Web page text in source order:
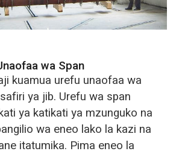
wa Span
kuamua urefu unaofaa wa
ya jib. Urefu wa span
ya katikati ya mzunguko na
wa eneo lako la kazi na
itatumika. Pima eneo la